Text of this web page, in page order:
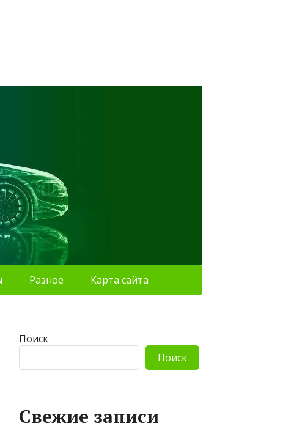
Разное Карта сайта
Поиск
Поиск
Свежие записи